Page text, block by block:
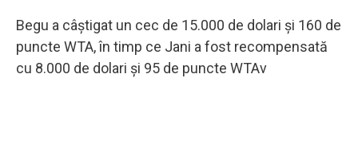
Begu a câştigat un cec de 15.000 de dolari şi 160 de
puncte WTA, în timp ce Jani a fost recompensată
cu 8.000 de dolari şi 95 de puncte WTAv